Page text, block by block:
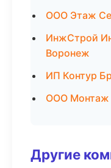
ООО Этаж
ИнжСтрой
Воронеж
ИП Контур
ООО Монтаж
Другие